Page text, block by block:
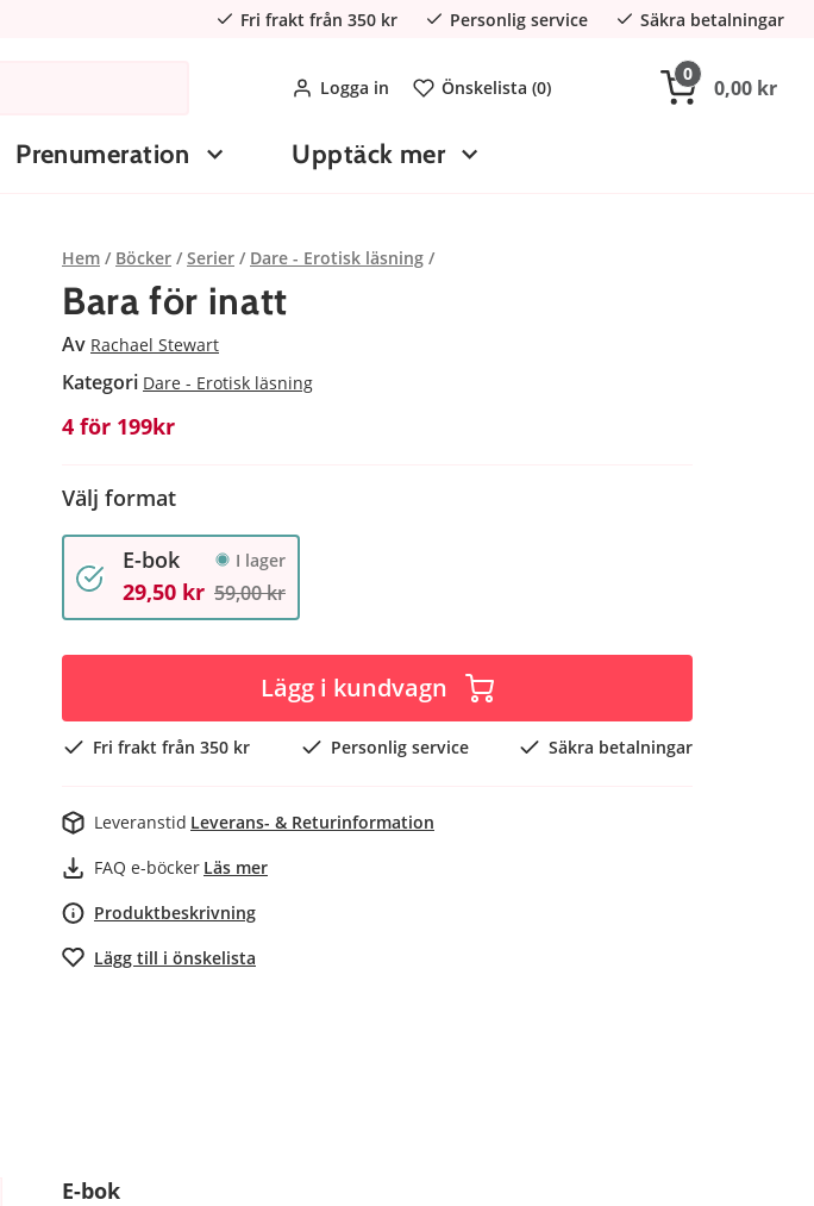
Fri frakt från 350 kr Personlig service Säkra betalningar
Logga in Önskelista (0)
0
0,00 kr
Prenumeration Upptäck mer
Hem Böcker Serier Dare - Erotisk läsning
Bara för inatt
Av Rachael Stewart
Kategori Dare - Erotisk läsning
4 för 199kr
Välj format
E-bok I lager
29,50 kr 59,00 kr
Lägg i kundvagn
Fri frakt från 350 kr Personlig service Säkra betalningar
Leveranstid Leverans- & Returinformation
FAQ e-böcker Läs mer
Produktbeskrivning
Lägg till i önskelista
E-bok